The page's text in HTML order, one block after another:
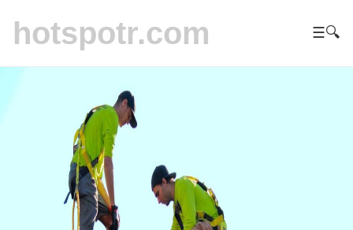
hotspotr.com ☰🔍